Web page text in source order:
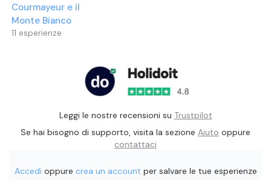
Courmayeur e il
Monte Bianco
11 esperienze
Leggi le nostre recensioni su Trustpilot
Se hai bisogno di supporto, visita la sezione Aiuto oppure
contattaci
Accedi oppure crea un account per salvare le tue esperienze